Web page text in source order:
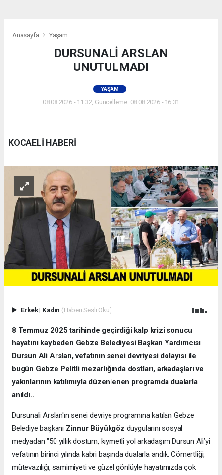
Anasayfa Yaşam
DURSUNALİ ARSLAN
UNUTULMADI
YAŞAM
08.08.2026 - 11:32, Güncelleme: 08.08.2026 - 16:31
KOCAELİ HABERİ
Erkek| Kadın (Haberi Sesli Oku)
8 Temmuz 2025 tarihinde geçirdiği kalp krizi sonucu
hayatını kaybeden Gebze Belediyesi Başkan Yardımcısı
Dursun Ali Arslan, vefatının senei devriyesi dolayısı ile
bugün Gebze Pelitli mezarlığında dostları, arkadaşları ve
yakınlarının katılımıyla düzenlenen programda dualarla
anıldı..
Dursunali Arslan'ın senei devriye programına katılan Gebze
Belediye başkanı Zinnur Büyükgöz duygularını sosyal
medyadan "50 yıllık dostum, kıymetli yol arkadaşım Dursun Ali’yi
vefatının birinci yılında kabri başında dualarla andık. Cömertliği,
mütevazılığı, samimiyeti ve güzel gönlüyle hayatımızda çok